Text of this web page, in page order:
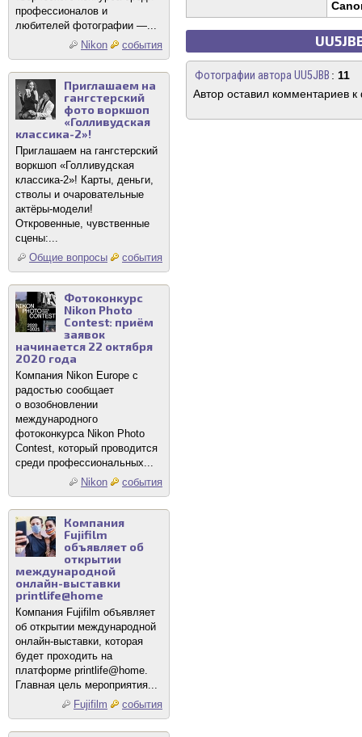
профессионалов и
любителей фотографии —...
Nikon
события
Приглашаем на
гангстерский
фото воркшоп
«Голливудская
классика-2»!
Приглашаем на гангстерский
воркшоп «Голливудская
классика-2»! Карты, деньги,
стволы и очаровательные
актёры-модели!
Откровенные, чувственные
сцены:...
Общие вопросы
события
Фотоконкурс
Nikon Photo
Contest: приём
заявок
начинается 22 октября
2020 года
Компания Nikon Europe с
радостью сообщает
о возобновлении
международного
фотоконкурса Nikon Photo
Contest, который проводится
среди профессиональных...
Nikon
события
Компания
Fujifilm
объявляет об
открытии
международной
онлайн-выставки
printlife@home
Компания Fujifilm объявляет
об открытии международной
онлайн-выставки, которая
будет проходить на
платформе printlife@home.
Главная цель мероприятия...
Fujifilm
события
Фотографии автора UU5JBB : 11
Автор оставил комментариев